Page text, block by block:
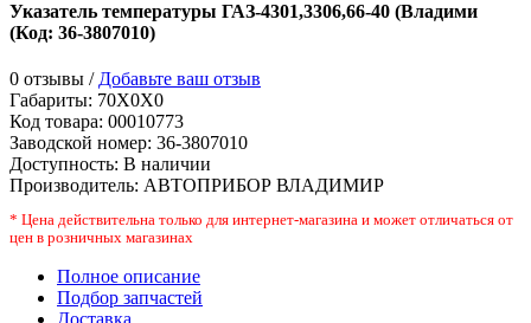
Указатель температуры ГАЗ-4301,3306,66-40 (Владими
(Код: 36-3807010)
0 отзывы / Добавьте ваш отзыв
Габариты: 70X0X0
Код товара: 00010773
Заводской номер: 36-3807010
Доступность: В наличии
Производитель: АВТОПРИБОР ВЛАДИМИР
* Цена действительна только для интернет-магазина и может отличаться от
цен в розничных магазинах
Полное описание
Подбор запчастей